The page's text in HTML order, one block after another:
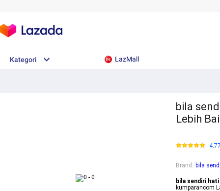
Kategori LazMall
bila
Lebih
Brand : bila
bila sendiri
kumparancom